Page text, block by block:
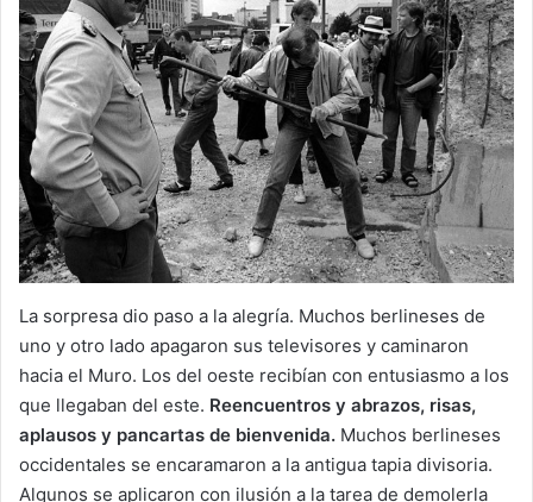
La sorpresa dio paso a la alegría. Muchos berlineses de
uno y otro lado apagaron sus televisores y caminaron
hacia el Muro. Los del oeste recibían con entusiasmo a los
que llegaban del este. Reencuentros y abrazos, risas,
aplausos y pancartas de bienvenida. Muchos berlineses
occidentales se encaramaron a la antigua tapia divisoria.
Algunos se aplicaron con ilusión a la tarea de demolerla